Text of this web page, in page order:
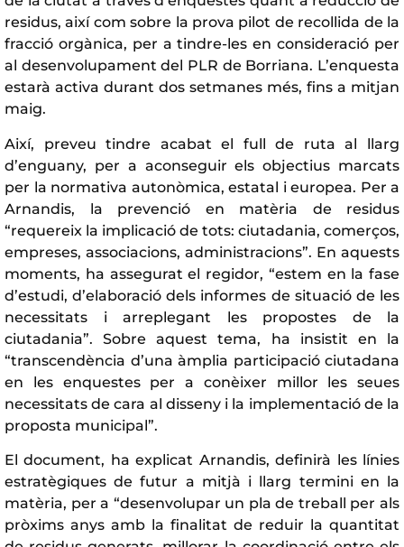
residus, així com sobre la prova pilot de recollida de la
fracció orgànica, per a tindre-les en consideració per
al desenvolupament del PLR de Borriana. L’enquesta
estarà activa durant dos setmanes més, fins a mitjan
maig.
Així, preveu tindre acabat el full de ruta al llarg
d’enguany, per a aconseguir els objectius marcats
per la normativa autonòmica, estatal i europea. Per a
Arnandis, la prevenció en matèria de residus
“requereix la implicació de tots: ciutadania, comerços,
empreses, associacions, administracions”. En aquests
moments, ha assegurat el regidor, “estem en la fase
d’estudi, d’elaboració dels informes de situació de les
necessitats i arreplegant les propostes de la
ciutadania”. Sobre aquest tema, ha insistit en la
“transcendència d’una àmplia participació ciutadana
en les enquestes per a conèixer millor les seues
necessitats de cara al disseny i la implementació de la
proposta municipal”.
El document, ha explicat Arnandis, definirà les línies
estratègiques de futur a mitjà i llarg termini en la
matèria, per a “desenvolupar un pla de treball per als
pròxims anys amb la finalitat de reduir la quantitat